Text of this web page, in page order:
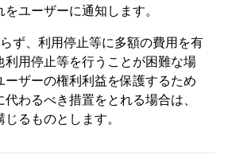
ユーザーに通知します。
ず、利用停止等に多額の費用を有
利用停止等を行うことが困難な場
ーザーの権利利益を保護するため
わるべき措置をとれる場合は、
るものとします。